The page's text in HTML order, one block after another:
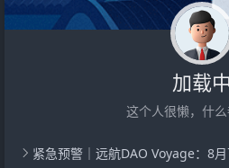
加载中
这个人很懒，什
紧急预警｜远航DAO Voyage：8月下旬长沙启动大会，旧盘团队